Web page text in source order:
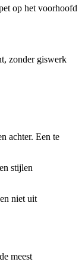
op het voorhoofd
zonder giswerk
achter. Een te
stijlen
niet uit
meest